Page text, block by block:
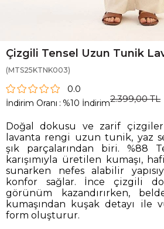
Çizgili Tensel Uzun Tunik
(MTS25KTNK003)
0.0
İndirim Oranı : %10 İndirim2.399,00 TL
Doğal dokusu ve zarif
lavanta rengi uzun tunik, yaz
şık parçalarından biri. %88
karışımıyla üretilen kumaşı,
sunarken nefes alabilir
konfor sağlar. İnce çizgili
görünüm kazandırırken,
kumaşından kuşak detayı ile
form oluşturur.